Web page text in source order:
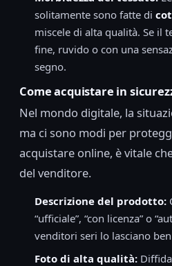
solitamente sono fatte di
miscele di alta qualità. Se il
fine, ruvido o con una
segno.
Come acquistare in
Nel mondo digitale, la
ma ci sono modi per
acquistare online, è vitale
del venditore.
Descrizione del prodotto:
“ufficiale”, “con licenza” o
venditori seri lo lasciano
Foto di alta qualità: